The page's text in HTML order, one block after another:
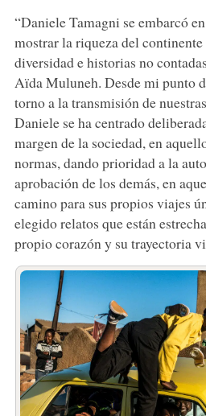
“Daniele Tamagni se embarcó
mostrar la riqueza del
diversidad e historias no
Aïda Muluneh. Desde mi punto
torno a la transmisión de
Daniele se ha centrado
margen de la sociedad, en
normas, dando prioridad a la
aprobación de los demás, en
camino para sus propios viajes
elegido relatos que están
propio corazón y su trayectoria